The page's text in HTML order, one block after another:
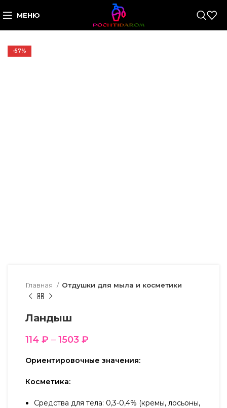
МЕНЮ
-57%
Главная Отдушки для мыла и косметики
Ландыш
114 ₽ – 1503 ₽
Ориентировочные значения:
Косметика:
Средства для тела: 0,3-0,4% (кремы, лосьоны,